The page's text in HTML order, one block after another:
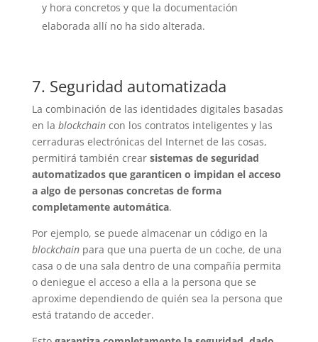
y hora concretos y que la documentación
elaborada allí no ha sido alterada.
7. Seguridad automatizada
La combinación de las identidades digitales basadas
en la blockchaincon los contratos inteligentes y las
cerraduras electrónicas del Internet de las cosas,
permitirá también crear sistemas de seguridad
automatizados que garanticen o impidan el acceso
a algo de personas concretas de forma
completamente automática.
Por ejemplo, se puede almacenar un código en la
blockchainpara que una puerta de un coche, de una
casa o de una sala dentro de una compañía permita
o deniegue el acceso a ella a la persona que se
aproxime dependiendo de quién sea la persona que
está tratando de acceder.